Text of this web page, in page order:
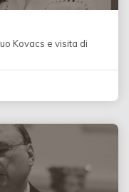
Kovacs e visita di